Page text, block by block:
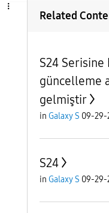
Related
S24
güncelleme
gelmiştir
in Galaxy S 09-29-
S24
in Galaxy S 09-29-